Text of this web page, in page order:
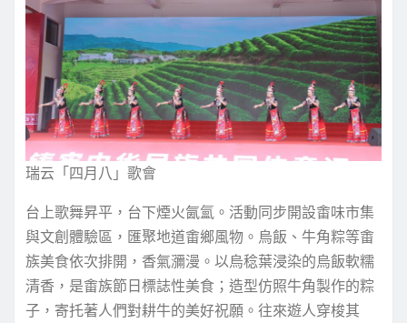
瑞云「四月八」歌會
台上歌舞昇平，台下煙火氤氳。活動同步開設畬味市集
與文創體驗區，匯聚地道畬鄉風物。烏飯、牛角粽等畬
族美食依次排開，香氣瀰漫。以烏稔葉浸染的烏飯軟糯
清香，是畬族節日標誌性美食；造型仿照牛角製作的粽
子，寄托著人們對耕牛的美好祝願。往來遊人穿梭其